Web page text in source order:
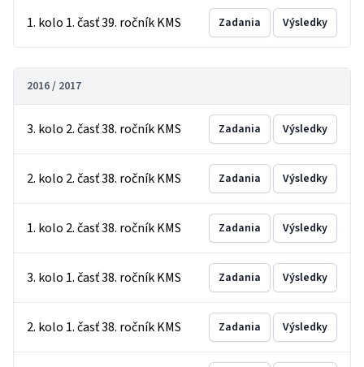
1. kolo 1. časť 39. ročník KMS Zadania Výsledky
2016 / 2017
3. kolo 2. časť 38. ročník KMS Zadania Výsledky
2. kolo 2. časť 38. ročník KMS Zadania Výsledky
1. kolo 2. časť 38. ročník KMS Zadania Výsledky
3. kolo 1. časť 38. ročník KMS Zadania Výsledky
2. kolo 1. časť 38. ročník KMS Zadania Výsledky